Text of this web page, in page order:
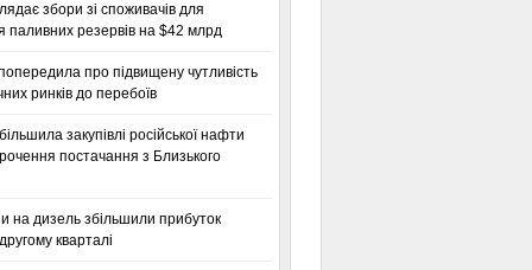
збори зі споживачів для
паливних резервів на $42 млрд
про підвищену чутливість
ринків до перебоїв
закупівлі російської нафти
постачання з Близького
на дизель збільшили прибуток
кварталі